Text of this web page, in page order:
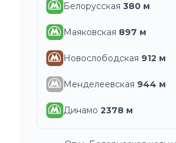
Белорусская 380 м
Маяковская 897 м
Новослободская 912 м
Менделеевская 944 м
Динамо 2378 м